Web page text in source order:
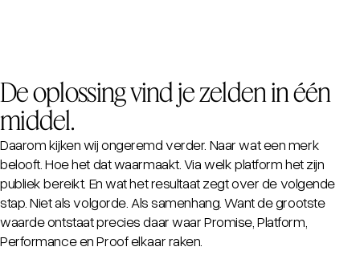
De oplossing vind je zelden in één
middel.
Daarom kijken wij ongeremd verder. Naar wat een merk
belooft. Hoe het dat waarmaakt. Via welk platform het zijn
publiek bereikt. En wat het resultaat zegt over de volgende
stap. Niet als volgorde. Als samenhang. Want de grootste
waarde ontstaat precies daar waar Promise, Platform,
Performance en Proof elkaar raken.